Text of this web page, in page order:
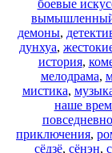
боевые
демоны,
дунхуа,
история,
мелодрама,
мистика,
наше
приключения,
сёдзё, сёнэн,